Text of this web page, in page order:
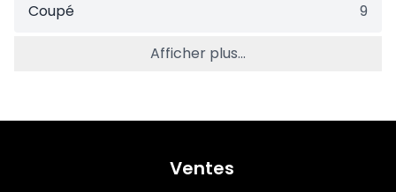
Coupé 9
Afficher plus...
Ventes